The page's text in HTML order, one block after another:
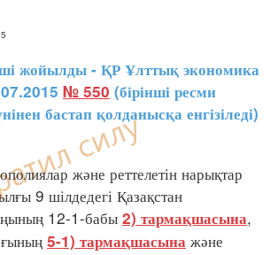
жойылды - ҚР Ұлттық экономика
№ 550 (бірінші ресми
бастап қолданысқа енгізіледі)
және реттелетін нарықтар
9 шілдедегі Қазақстан
12-1-бабы 2) тармақшасына,
5-1) тармақшасына және